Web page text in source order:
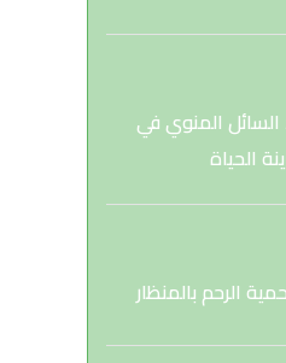
المنوي في
الحياة
الرحم بالمنظار